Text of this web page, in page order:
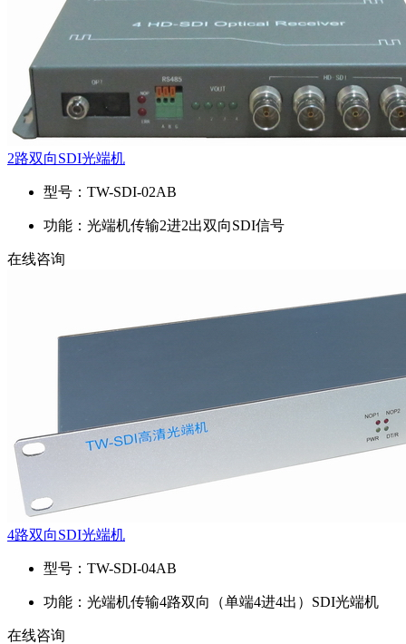
2路双向SDI光端机
型号： TW-SDI-02AB
功能： 光端机传输2进2出双向SDI信号
在线咨询
4路双向SDI光端机
型号： TW-SDI-04AB
功能： 光端机传输4路双向（单端4进4出）SDI光端机
在线咨询